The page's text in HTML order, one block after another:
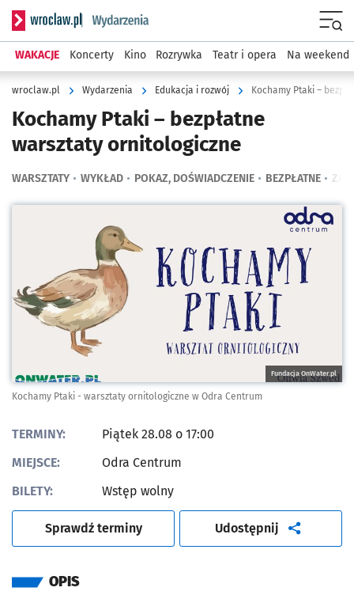
Serwis informacyjny wroclaw.pl podserwis: Wydarzenia
WAKACJE Koncerty Kino Rozrywka Teatr i opera Na weekend
wroclaw.pl Wydarzenia Edukacja i rozwój Kochamy Ptaki –
Kochamy Ptaki – bezpłatne
warsztaty ornitologiczne
WARSZTATY WYKŁAD POKAZ, DOŚWIADCZENIE BEZPŁATNE
Fundacja OnWater.pl
Kochamy Ptaki - warsztaty ornitologiczne w Odra Centrum
TERMINY:
Piątek 28.08 o 17:00
MIEJSCE:
Odra Centrum
BILETY:
Wstęp wolny
Sprawdź terminy Udostępnij artykuł
OPIS